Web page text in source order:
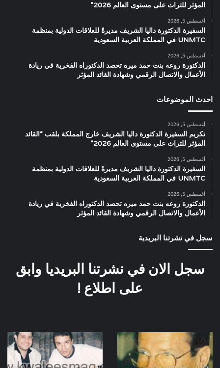
المؤثر للتراث على مستوى العالم 2026”
أغسطس 5, 2026
السفيرة الدكتورة داليا الشريف مديرةً للعلاقات الدولية بمنظمة
UNMTC في المملكة العربية السعودية
أغسطس 5, 2026
الدكتورة روعه بنت حمد ميره تحصد الدكتوراه الفخرية في ريادة
الأعمال والاتصال الرقمي وشهادة القائد المؤثر
احدث الموضوعات
أغسطس 5, 2026
تكريم السفيرة الدكتورة داليا الشريف خارج المملكة بلقب “القائد
المؤثر للتراث على مستوى العالم 2026”
أغسطس 5, 2026
السفيرة الدكتورة داليا الشريف مديرةً للعلاقات الدولية بمنظمة
UNMTC في المملكة العربية السعودية
أغسطس 5, 2026
الدكتورة روعه بنت حمد ميره تحصد الدكتوراه الفخرية في ريادة
الأعمال والاتصال الرقمي وشهادة القائد المؤثر
سجل في نشرتنا البريدية
سجل الان في نشرتنا البريديا وابق
على اطلاع !
روجر
مور
الشهير
هانى
شاكر